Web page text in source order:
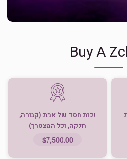
Buy A
זכות חסד של אמת (קבורה,
חלקה, וכל המצטרך)
$7,500.00